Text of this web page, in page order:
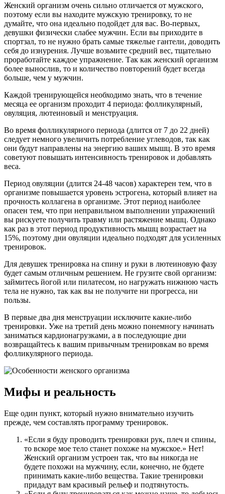
Женский организм очень сильно отличается от мужского,
поэтому если вы находите мужскую тренировку, то не
думайте, что она идеально подойдет для вас. Во-первых,
девушки физически слабее мужчин. Если вы приходите в
спортзал, то не нужно брать самые тяжелые гантели, доводить
себя до изнурения. Лучше возьмите средний вес, тщательно
проработайте каждое упражнение. Так как женский организм
более вынослив, то и количество повторений будет всегда
больше, чем у мужчин.
Каждой тренирующейся необходимо знать, что в течение
месяца ее организм проходит 4 периода: фолликулярный,
овуляция, лютеиновый и менструация.
Во время фолликулярного периода (длится от 7 до 22 дней)
следует немного увеличить потребление углеводов, так как
они будут направлены на энергию ваших мышц. В это время
советуют повышать интенсивность тренировок и добавлять
веса.
Период овуляции (длится 24-48 часов) характерен тем, что в
организме повышается уровень эстрогена, который влияет на
прочность коллагена в организме. Этот период наиболее
опасен тем, что при неправильном выполнении упражнений
вы рискуете получить травму или растяжение мышц. Однако
как раз в этот период продуктивность мышц возрастает на
15%, поэтому дни овуляции идеально подходят для усиленных
тренировок.
Для девушек тренировка на спину и руки в лютеиновую фазу
будет самым отличным решением. Не грузите свой организм:
займитесь йогой или пилатесом, но нагружать нижнюю часть
тела не нужно, так как вы не получите ни прогресса, ни
пользы.
В первые два дня менструации исключите какие-либо
тренировки. Уже на третий день можно понемногу начинать
заниматься кардионагрузками, а в последующие дни
возвращайтесь к вашим привычным тренировкам во время
фолликулярного периода.
Мифы и реальность
Еще один пункт, который нужно внимательно изучить
прежде, чем составлять программу тренировок.
«Если я буду проводить тренировки рук, плеч и спины,
то вскоре мое тело станет похоже на мужское.» Нет!
Женский организм устроен так, что вы никогда не
будете похожи на мужчину, если, конечно, не будете
принимать какие-либо вещества. Такие тренировки
придадут вам красивый рельеф и подтянутость.